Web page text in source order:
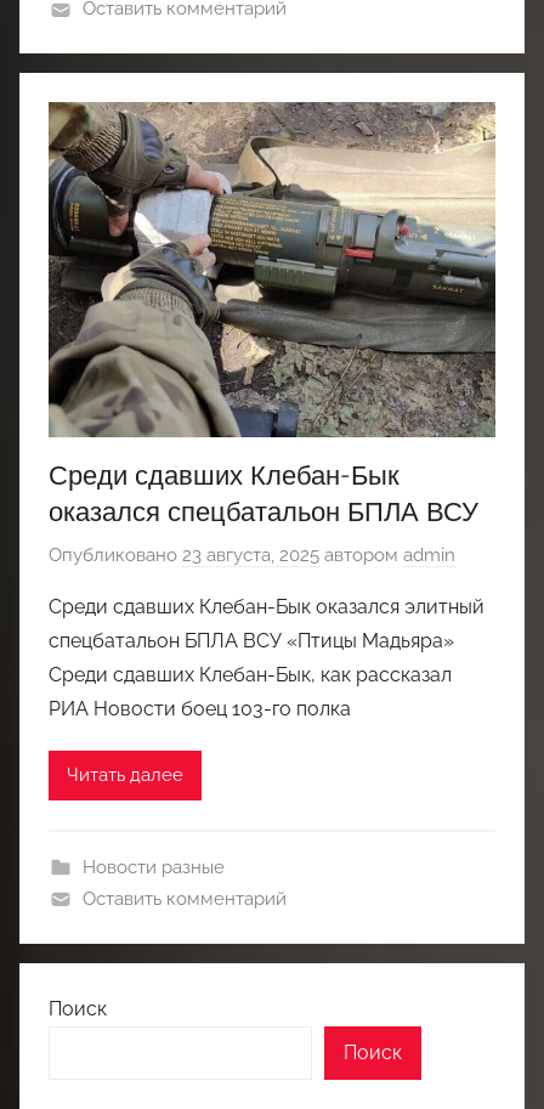
Оставить комментарий
Среди сдавших Клебан-Бык
оказался спецбатальон БПЛА ВСУ
Опубликовано 23 августа, 2025 автором admin
Среди сдавших Клебан-Бык оказался элитный
спецбатальон БПЛА ВСУ «Птицы Мадьяра»
Среди сдавших Клебан-Бык, как рассказал
РИА Новости боец 103-го полка
Читать далее
Новости разные
Оставить комментарий
Поиск
Поиск